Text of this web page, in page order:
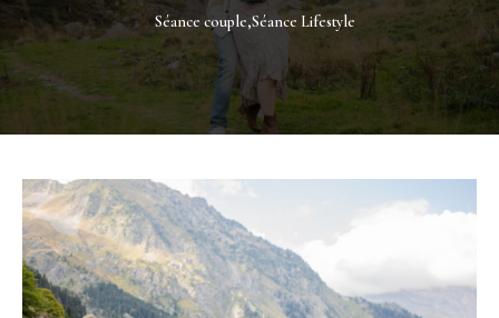
Séance couple,Séance Lifestyle